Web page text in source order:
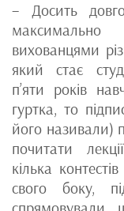
– Досить
вихованцями
який стає
п’яти років
гуртка, то
його називали)
почитати
кілька
свого боку,